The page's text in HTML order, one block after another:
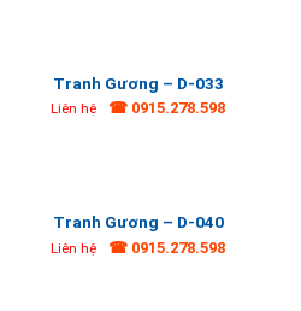
Tranh Gương – D-033
Liên hệ ☎ 0915.278.598
Tranh Gương – D-040
Liên hệ ☎ 0915.278.598